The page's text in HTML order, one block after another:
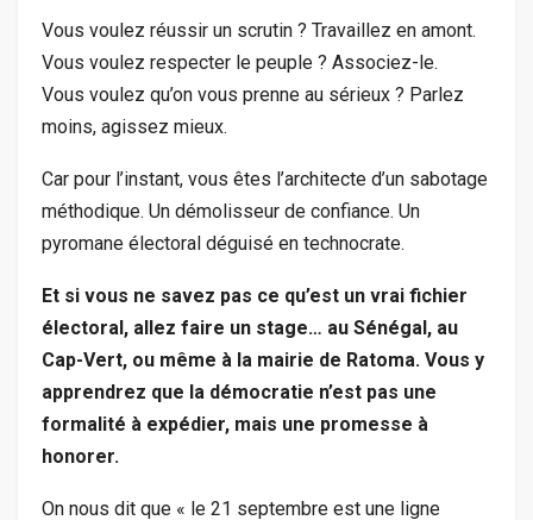
Vous voulez réussir un scrutin ? Travaillez en amont.
Vous voulez respecter le peuple ? Associez-le.
Vous voulez qu’on vous prenne au sérieux ? Parlez
moins, agissez mieux.
Car pour l’instant, vous êtes l’architecte d’un sabotage
méthodique. Un démolisseur de confiance. Un
pyromane électoral déguisé en technocrate.
Et si vous ne savez pas ce qu’est un vrai fichier
électoral, allez faire un stage… au Sénégal, au
Cap-Vert, ou même à la mairie de Ratoma. Vous y
apprendrez que la démocratie n’est pas une
formalité à expédier, mais une promesse à
honorer.
On nous dit que « le 21 septembre est une ligne